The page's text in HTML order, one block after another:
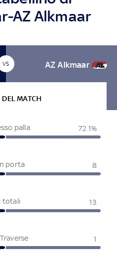
AZ Alkmaar
VS AZ Alkmaar
DEL MATCH
palla 72.1%
porta 8
totali 13
1